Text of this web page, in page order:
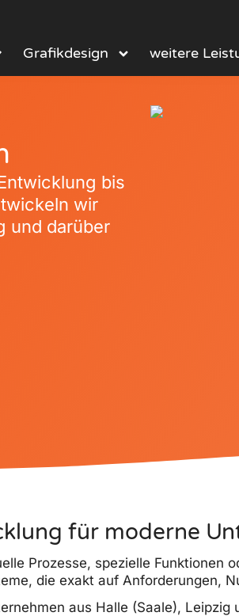
Grafikdesign weitere
bis
wir
und darüber
für moderne
Prozesse, spezielle Funktionen
die exakt auf Anforderungen,
aus Halle (Saale), Leipzig